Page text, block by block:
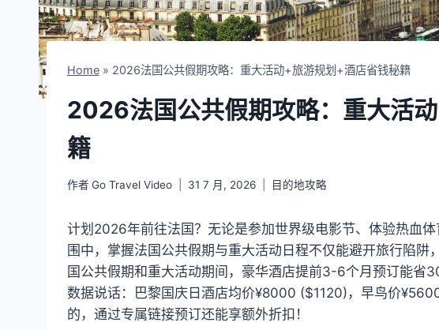
Home» 2026法国公共假期攻略：重大活动+旅游规划+酒店省钱秘籍
2026法国公共假期攻略：重大活
籍
作者 Go Travel Video 31 7 月, 2026 目的地攻略
计划2026年前往法国？无论是参加世界级电影节、体验热血
围中，掌握法国公共假期与重大活动日程不仅能避开旅行陷
国公共假期和重大活动期间，豪华酒店提前3-6个月预订能省
数据说话：巴黎国庆日酒店均价¥8000 ($1120)，早鸟价
的，通过专属链接预订还能享额外折扣！